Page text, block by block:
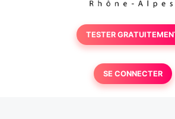
TESTER
SE CONNECTER